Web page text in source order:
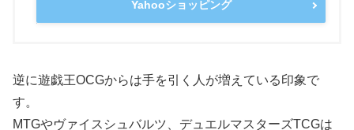
Yahooショッピング
逆に遊戯王OCGからは手を引く人が増えている印象で
す。
MTGやヴァイスシュバルツ、デュエルマスターズTCGは